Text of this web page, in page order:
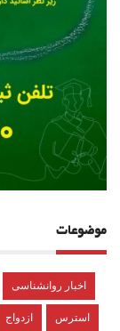
موضوعات
اخبار روانشناسی
ازدواج استرس